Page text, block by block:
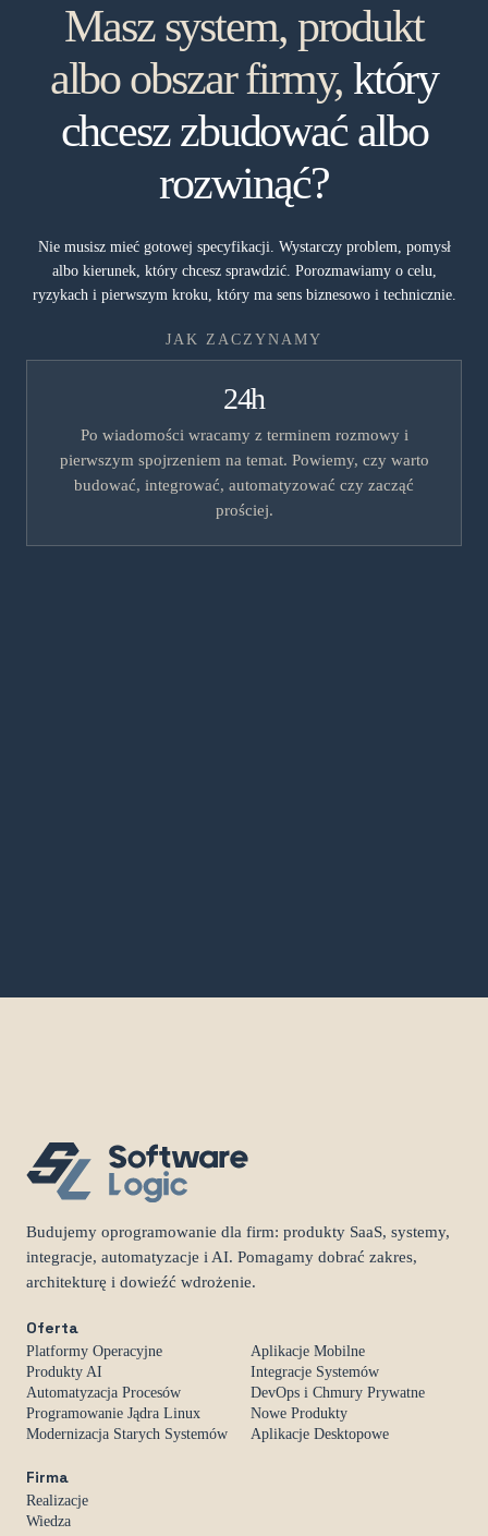
Masz system, produkt
albo obszar firmy, który
chcesz zbudować albo
rozwinąć?
Nie musisz mieć gotowej specyfikacji. Wystarczy problem, pomysł
albo kierunek, który chcesz sprawdzić. Porozmawiamy o celu,
ryzykach i pierwszym kroku, który ma sens biznesowo i technicznie.
JAK ZACZYNAMY
24h
Po wiadomości wracamy z terminem rozmowy i
pierwszym spojrzeniem na temat. Powiemy, czy warto
budować, integrować, automatyzować czy zacząć
prościej.
Budujemy oprogramowanie dla firm: produkty SaaS, systemy,
integracje, automatyzacje i AI. Pomagamy dobrać zakres,
architekturę i dowieźć wdrożenie.
Oferta
Platformy Operacyjne
Aplikacje Mobilne
Produkty AI
Integracje Systemów
Automatyzacja Procesów
DevOps i Chmury Prywatne
Programowanie Jądra Linux
Nowe Produkty
Modernizacja Starych Systemów
Aplikacje Desktopowe
Firma
Realizacje
Wiedza